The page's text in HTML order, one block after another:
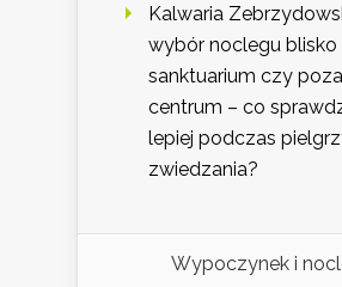
Kalwaria
wybór noclegu blisko
sanktuarium czy poza
centrum – co
lepiej podczas
zwiedzania?
Wypoczynek i